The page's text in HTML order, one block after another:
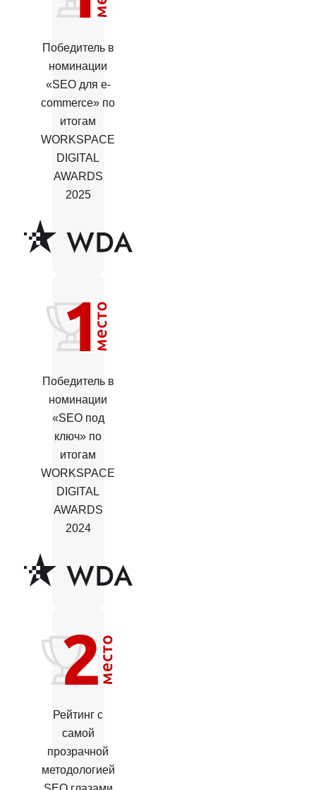
Победитель в
номинации
«SEO для e-
commerce» по
итогам
WORKSPACE
DIGITAL
AWARDS
2025
Победитель в
номинации
«SEO под
ключ» по
итогам
WORKSPACE
DIGITAL
AWARDS
2024
Рейтинг с
самой
прозрачной
методологией